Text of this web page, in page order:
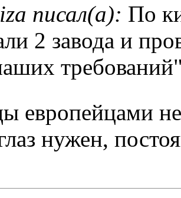
писал(а): По
2 завода и
европейцами
нужен,